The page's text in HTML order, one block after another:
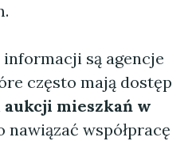
są agencje
często mają dostęp
aukcji mieszkań w
nawiązać współpracę